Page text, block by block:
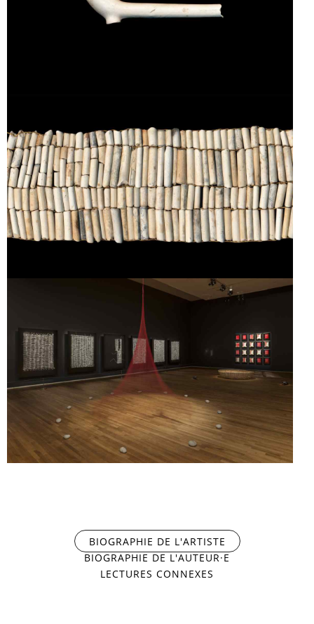
NADIA MYRE. TOUT CE QUI RESTE-
SCATTERED REMAINS
BIOGRAPHIE DE L'ARTISTE (ONGLET ACTIF)
BIOGRAPHIE DE L'AUTEUR·E
LECTURES CONNEXES